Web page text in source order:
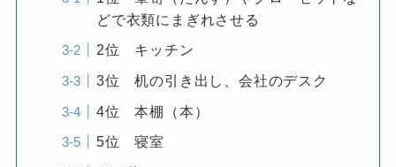
どで衣類にまぎれさせる
2位 キッチン
3位 机の引き出し、会社のデスク
4位 本棚（本）
5位 寝室